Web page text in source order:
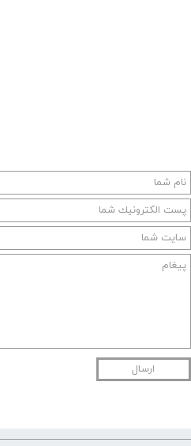
ارسال